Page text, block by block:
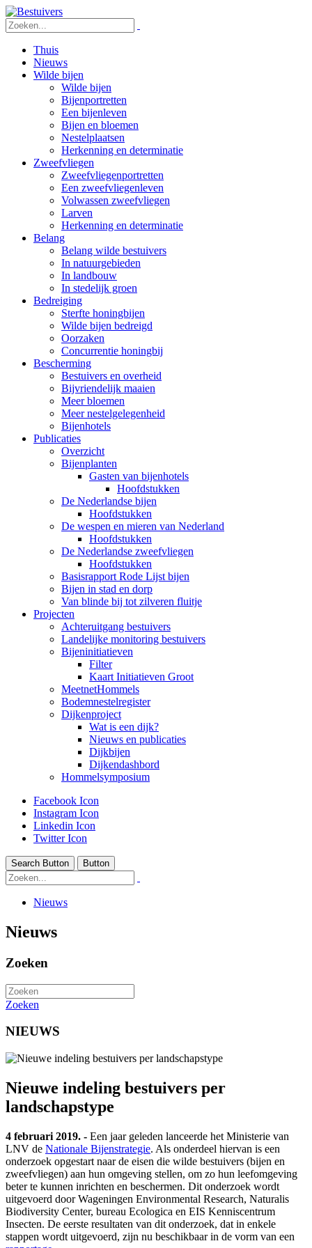
Thuis
Nieuws
Wilde bijen
Wilde bijen
Bijenportretten
Een bijenleven
Bijen en bloemen
Nestelplaatsen
Herkenning en determinatie
Zweefvliegen
Zweefvliegenportretten
Een zweefvliegenleven
Volwassen zweefvliegen
Larven
Herkenning en determinatie
Belang
Belang wilde bestuivers
In natuurgebieden
In landbouw
In stedelijk groen
Bedreiging
Sterfte honingbijen
Wilde bijen bedreigd
Oorzaken
Concurrentie honingbij
Bescherming
Bestuivers en overheid
Bijvriendelijk maaien
Meer bloemen
Meer nestelgelegenheid
Bijenhotels
Publicaties
Overzicht
Bijenplanten
Gasten van bijenhotels
Hoofdstukken
De Nederlandse bijen
Hoofdstukken
De wespen en mieren van Nederland
Hoofdstukken
De Nederlandse zweefvliegen
Hoofdstukken
Basisrapport Rode Lijst bijen
Bijen in stad en dorp
Van blinde bij tot zilveren fluitje
Projecten
Achteruitgang bestuivers
Landelijke monitoring bestuivers
Bijeninitiatieven
Filter
Kaart Initiatieven Groot
MeetnetHommels
Bodemnestelregister
Dijkenproject
Wat is een dijk?
Nieuws en publicaties
Dijkbijen
Dijkendashbord
Hommelsymposium
Facebook Icon
Instagram Icon
Linkedin Icon
Twitter Icon
Search Button Button
Nieuws
Nieuws
Zoeken
Zoeken
NIEUWS
Nieuwe indeling bestuivers per
landschapstype
4 februari 2019. - Een jaar geleden lanceerde het Ministerie van
LNV de Nationale Bijenstrategie. Als onderdeel hiervan is een
onderzoek opgestart naar de eisen die wilde bestuivers (bijen en
zweefvliegen) aan hun omgeving stellen, om zo hun leefomgeving
beter te kunnen inrichten en beschermen. Dit onderzoek wordt
uitgevoerd door Wageningen Environmental Research, Naturalis
Biodiversity Center, bureau Ecologica en EIS Kenniscentrum
Insecten. De eerste resultaten van dit onderzoek, dat in enkele
stappen wordt uitgevoerd, zijn nu beschikbaar in de vorm van een